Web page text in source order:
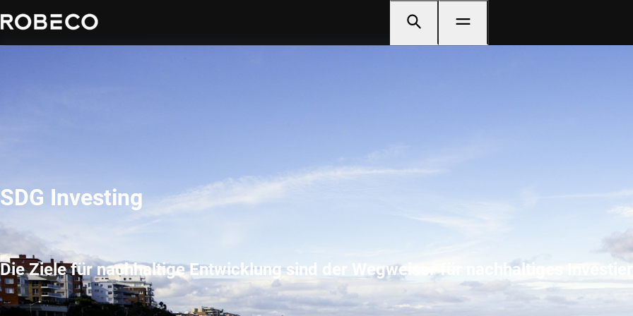
SDG Investing
Die Ziele für nachhaltige Entwicklung sind der Wegweiser für nachhaltiges